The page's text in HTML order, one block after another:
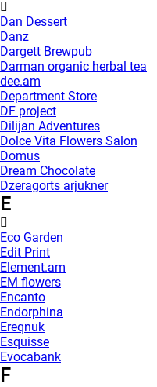
Dan Dessert
Danz
Dargett Brewpub
Darman organic herbal tea
dee.am
Department Store
DF project
Dilijan Adventures
Dolce Vita Flowers Salon
Domus
Dream Chocolate
Dzeragorts arjukner
E
Eco Garden
Edit Print
Element.am
EM flowers
Encanto
Endorphina
Ereqnuk
Esquisse
Evocabank
F